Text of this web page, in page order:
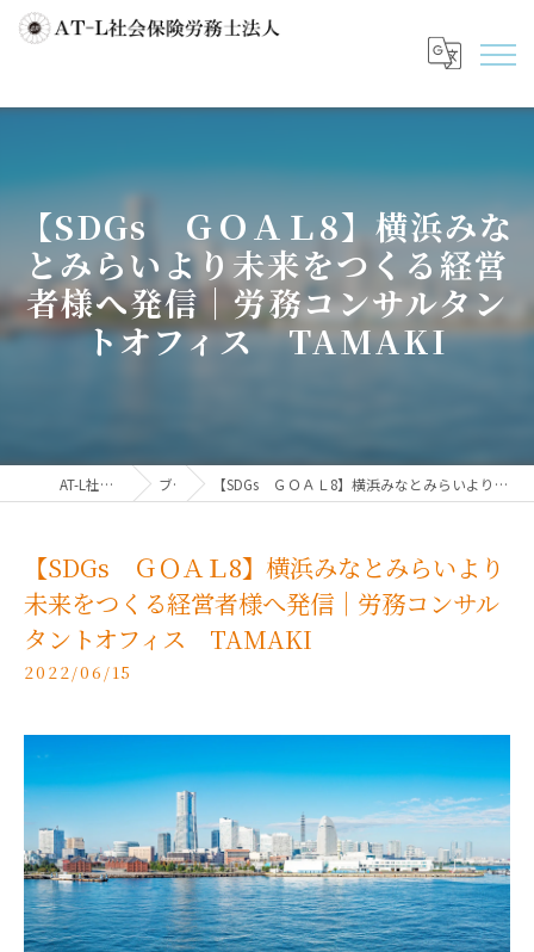
【SDGs ＧＯＡＬ8】横浜みな
とみらいより未来をつくる経営
者様へ発信｜労務コンサルタン
トオフィス TAMAKI
AT-L社会保険労務士法人 ブログ 【SDGs ＧＯＡＬ8】横浜みなとみらいより未来をつくる経営者様へ発信｜労務コンサルタントオフィス TAMAKI
【SDGs ＧＯＡＬ8】横浜みなとみらいより
未来をつくる経営者様へ発信｜労務コンサル
タントオフィス TAMAKI
2022/06/15